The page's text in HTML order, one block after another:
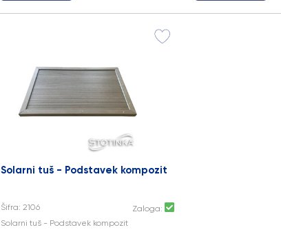
Solarni tuš - Podstavek kompozit
Šifra: 2106
Zaloga:
Solarni tuš - Podstavek kompozit